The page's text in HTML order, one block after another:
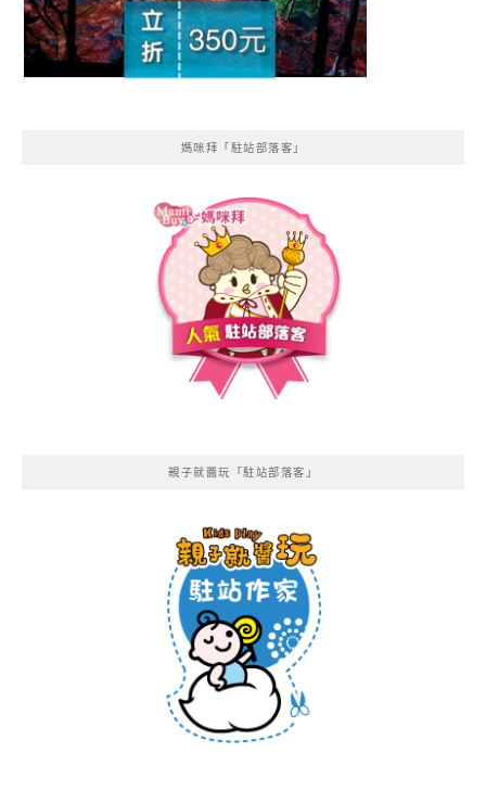
媽咪拜「駐站部落客」
親子就醬玩「駐站部落客」